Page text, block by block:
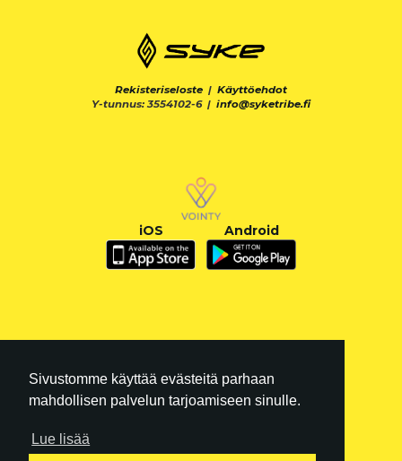
Sivustomme käyttää evästeitä parhaan
mahdollisen palvelun tarjoamiseen sinulle.
Lue lisää
Rekisteriseloste | Käyttöehdot
Y-tunnus: 3554102-6 | info@syketribe.fi
iOS Android